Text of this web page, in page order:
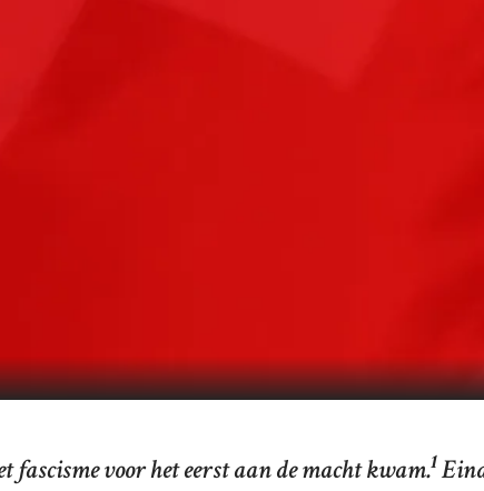
fascisme voor het eerst aan de macht kwam.1